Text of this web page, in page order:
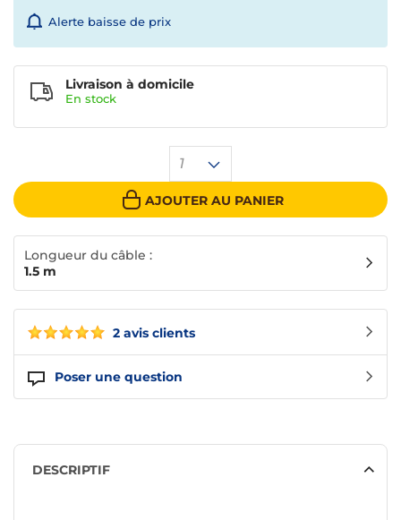
2 avis clients
Poser une question
Alerte baisse de prix
1
AJOUTER AU PANIER
Livraison à domicile
En stock
Longueur du câble :
1.5 m
DESCRIPTIF